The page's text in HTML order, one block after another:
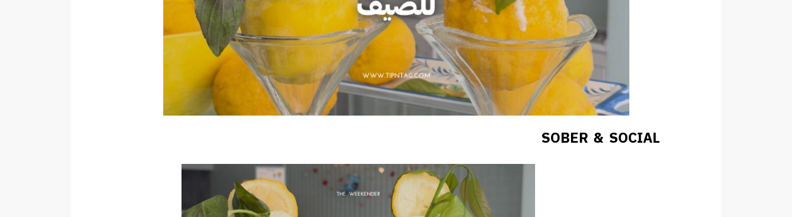
SOBER & SOCIAL